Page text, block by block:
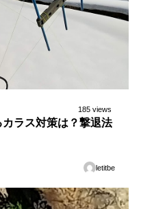
185 views
ラス対策は？撃退法
letitbe